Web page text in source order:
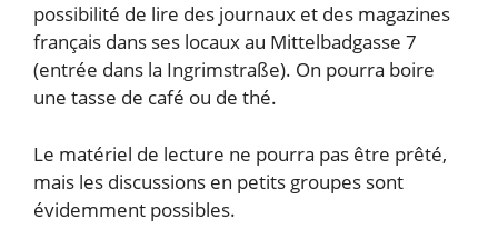
possibilité de lire des journaux et des magazines
français dans ses locaux au Mittelbadgasse 7
(entrée dans la Ingrimstraße). On pourra boire
une tasse de café ou de thé.
Le matériel de lecture ne pourra pas être prêté,
mais les discussions en petits groupes sont
évidemment possibles.